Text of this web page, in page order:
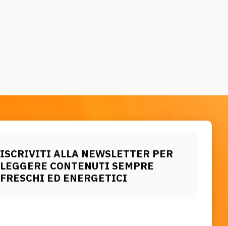
ISCRIVITI ALLA NEWSLETTER PER
LEGGERE CONTENUTI SEMPRE
FRESCHI ED ENERGETICI